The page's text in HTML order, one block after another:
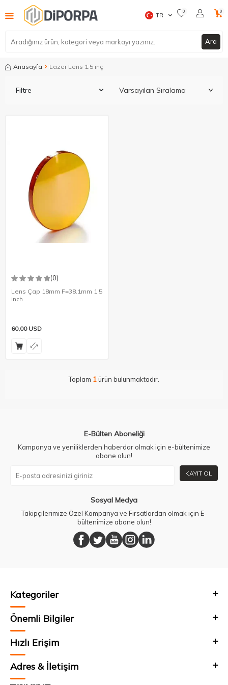
Ara
TR 0 0
Anasayfa Lazer Lens 1.5 inç
Filtre
(0)
Lens Çap 18mm F=38.1mm 1.5
inch
60,00USD
Toplam 1ürün bulunmaktadır.
E-Bülten Aboneliği
Kampanya ve yeniliklerden haberdar olmak için e-bültenimize
abone olun!
KAYIT OL
Sosyal Medya
Takipçilerimize Özel Kampanya ve Fırsatlardan olmak için E-
bültenimize abone olun!
Kategoriler
Önemli Bilgiler
Hızlı Erişim
Adres & İletişim